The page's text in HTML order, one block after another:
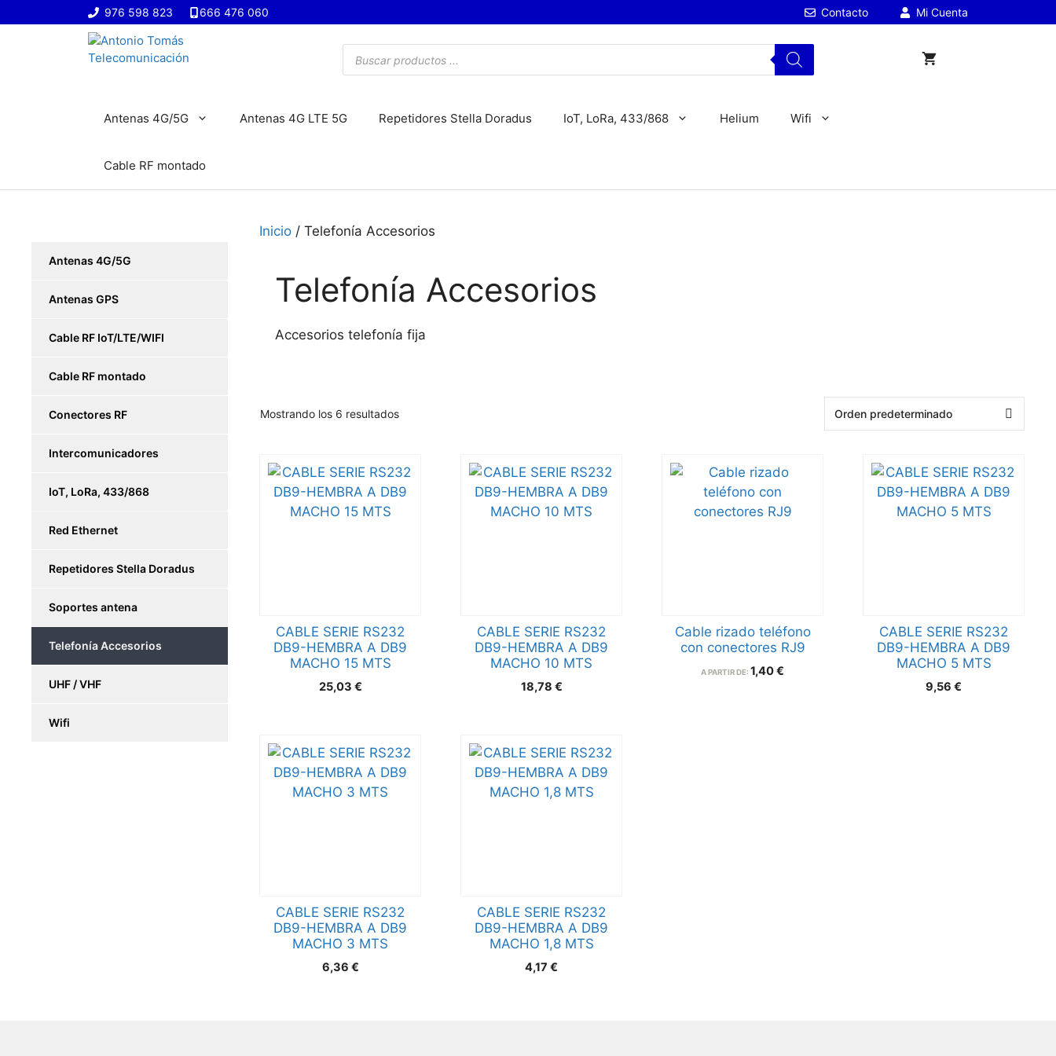
al
976 598 823 666 476 060 Contacto Mi Cuenta
Búsqueda
de
productos
Antenas 4G/5G Antenas 4G LTE 5G Repetidores Stella Doradus IoT, LoRa, 433/868 Helium Wifi
Cable RF montado
Inicio / Telefonía Accesorios
Telefonía Accesorios
Accesorios telefonía fija
Mostrando los 6 resultados
CABLE SERIE RS232
DB9-HEMBRA A DB9
MACHO 15 MTS
25,03 €
CABLE SERIE RS232
DB9-HEMBRA A DB9
MACHO 10 MTS
18,78 €
Cable rizado teléfono
con conectores RJ9
A PARTIR DE: 1,40€
CABLE SERIE RS232
DB9-HEMBRA A DB9
MACHO 5 MTS
9,56 €
CABLE SERIE RS232
DB9-HEMBRA A DB9
MACHO 3 MTS
6,36 €
CABLE SERIE RS232
DB9-HEMBRA A DB9
MACHO 1,8 MTS
4,17 €
Antenas 4G/5G
Antenas GPS
Cable RF IoT/LTE/WIFI
Cable RF montado
Conectores RF
Intercomunicadores
IoT, LoRa, 433/868
Red Ethernet
Repetidores Stella Doradus
Soportes antena
Telefonía Accesorios
UHF / VHF
Wifi